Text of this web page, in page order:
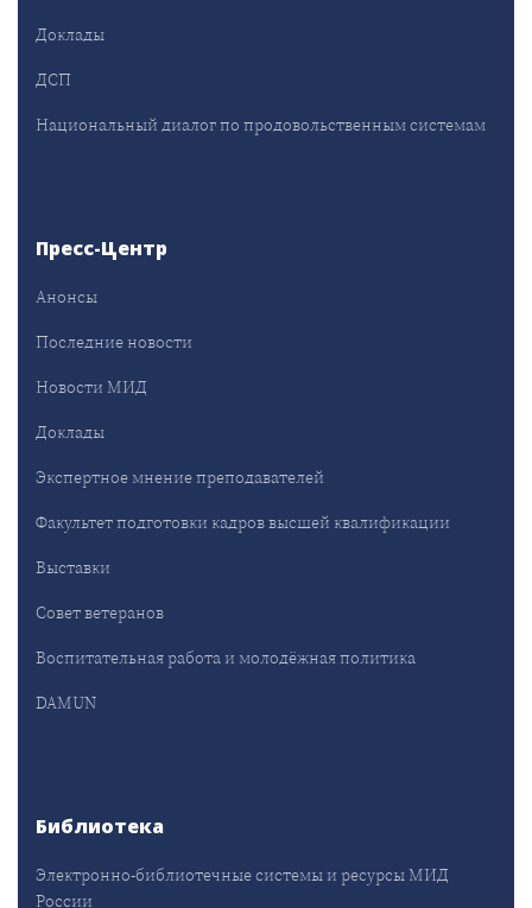
Доклады
ДСП
Национальный диалог по продовольственным системам
Пресс-Центр
Анонсы
Последние новости
Новости МИД
Доклады
Экспертное мнение преподавателей
Факультет подготовки кадров высшей квалификации
Выставки
Совет ветеранов
Воспитательная работа и молодёжная политика
DAMUN
Библиотека
Электронно-библиотечные системы и ресурсы МИД
России